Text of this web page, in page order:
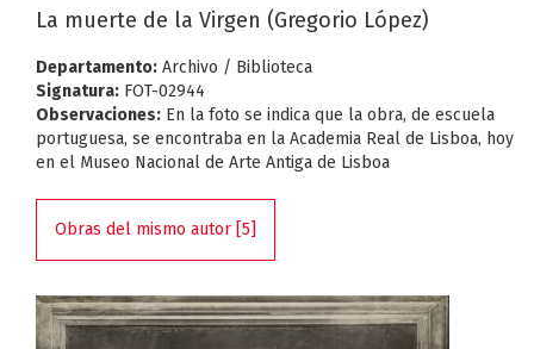
La muerte de la Virgen (Gregorio López)
Departamento: Archivo / Biblioteca
Signatura: FOT-02944
Observaciones: En la foto se indica que la obra, de escuela
portuguesa, se encontraba en la Academia Real de Lisboa, hoy
en el Museo Nacional de Arte Antiga de Lisboa
Obras del mismo autor [5]